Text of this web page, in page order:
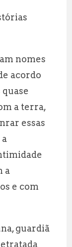
nomes
acordo
quase
a terra,
essas
a
e com
guardiã